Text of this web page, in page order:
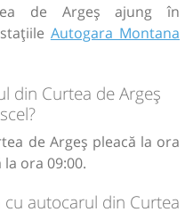
de Argeș ajung în
Autogara Montana
din Curtea de Argeș
de Argeș pleacă la ora
ora 09:00.
autocarul din Curtea